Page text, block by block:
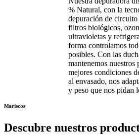
% Natural, con la
depuración de circuito
filtros biológicos,
ultravioletas y
forma controlamos
posibles. Con las
mantenemos nuestros
mejores condiciones
al envasado, nos
y peso que nos pidan
Mariscos
Descubre nuestros